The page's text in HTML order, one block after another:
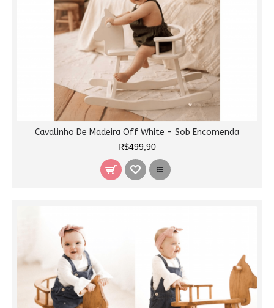
Cavalinho De Madeira Off White - Sob Encomenda
R$499,90